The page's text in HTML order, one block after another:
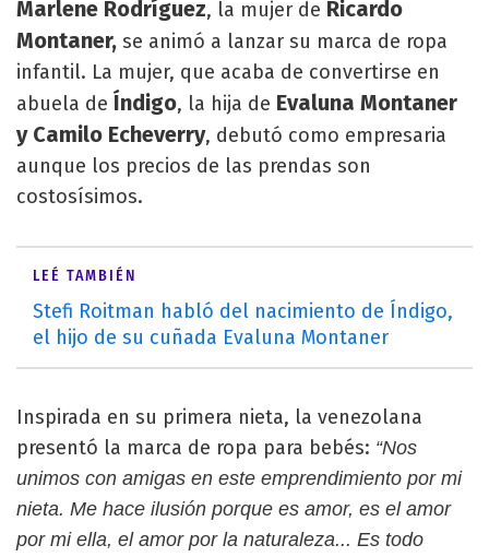
Marlene Rodríguez, la mujer de Ricardo
Montaner, se animó a lanzar su marca de ropa
infantil. La mujer, que acaba de convertirse en
abuela de Índigo, la hija de Evaluna Montaner
y Camilo Echeverry, debutó como empresaria
aunque los precios de las prendas son
costosísimos.
LEÉ TAMBIÉN
Stefi Roitman habló del nacimiento de Índigo,
el hijo de su cuñada Evaluna Montaner
Inspirada en su primera nieta, la venezolana
presentó la marca de ropa para bebés: “Nos
unimos con amigas en este emprendimiento por mi
nieta. Me hace ilusión porque es amor, es el amor
por mi ella, el amor por la naturaleza... Es todo